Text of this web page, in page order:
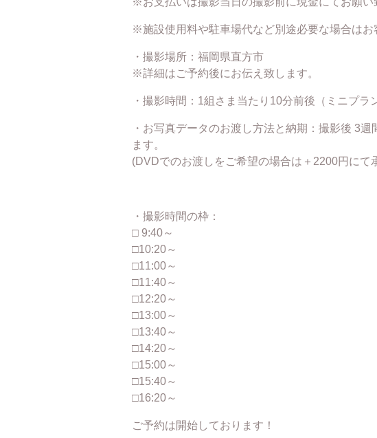
※施設使用料や駐車場代など別途必要な場合はお
・撮影場所：福岡県直方市
※詳細はご予約後にお伝え致します。
・撮影時間：1組さま当たり10分前後（ミニプラ
・お写真データのお渡し方法と納期：撮影後 3
ます。
(DVDでのお渡しをご希望の場合は＋2200円にて
・撮影時間の枠：
□ 9:40～
□10:20～
□11:00～
□11:40～
□12:20～
□13:00～
□13:40～
□14:20～
□15:00～
□15:40～
□16:20～
ご予約は開始しております！